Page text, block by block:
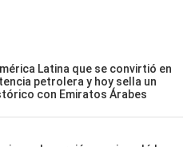
Latina que se convirtió en
petrolera y hoy sella un
con Emiratos Árabes